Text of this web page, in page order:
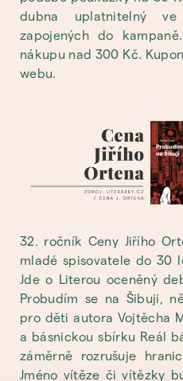
dubna uplatnitelný ve
zapojených do
nákupu nad 300 Kč.
webu.
32. ročník Ceny Jiřího
mladé spisovatele do 30
Jde o Literou oceněný
Probudím se na Šibuji,
pro děti autora Vojtěcha
a básnickou sbírku Reál
záměrně rozrušuje
Jméno vítěze či vítězky